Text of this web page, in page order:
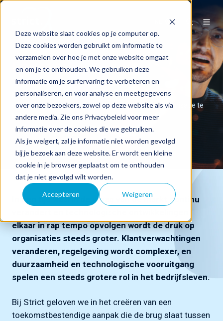
Deze website slaat cookies op je computer op.
Deze cookies worden gebruikt om informatie te
verzamelen over hoe je met onze website omgaat
en om je te onthouden. We gebruiken deze
informatie om je surfervaring te verbeteren en
personaliseren, en voor analyse en meetgegevens
over onze bezoekers, zowel op deze website als via
andere media. Zie ons Privacybeleid voor meer
informatie over de cookies die we gebruiken.
Als je weigert, zal je informatie niet worden gevolgd
bij je bezoek aan deze website. Er wordt een kleine
cookie in je browser geplaatst om te onthouden
dat je niet gevolgd wilt worden.
Accepteren Weigeren
Expertise
Maak gebruik van innovatieve technologie om de
wendbaarheid, continuïteit en veiligheid van de organisatie te
borgen.
In een tijd waarin de vraag van de markt continu
elkaar in rap tempo opvolgen wordt de druk op
organisaties steeds groter. Klantverwachtingen
veranderen, regelgeving wordt complexer, en
duurzaamheid en technologische vooruitgang
spelen een steeds grotere rol in het bedrijfsleven.
Bij Strict geloven we in het creëren van een
toekomstbestendige aanpak die de brug slaat tussen